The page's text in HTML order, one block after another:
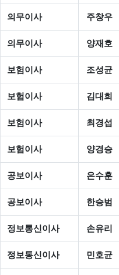
의무이사 주창우
의무이사 양재호
보험이사 조성균
보험이사 김대희
보험이사 최경섭
보험이사 양경승
공보이사 은수훈
공보이사 한승범
정보통신이사 손유리
정보통신이사 민호균